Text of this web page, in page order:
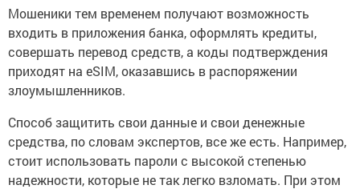
Мошеники тем временем получают возможность
входить в приложения банка, оформлять кредиты,
совершать перевод средств, а коды подтверждения
приходят на eSIM, оказавшись в распоряжении
злоумышленников.
Способ защитить свои данные и свои денежные
средства, по словам экспертов, все же есть. Например,
стоит использовать пароли с высокой степенью
надежности, которые не так легко взломать. При этом